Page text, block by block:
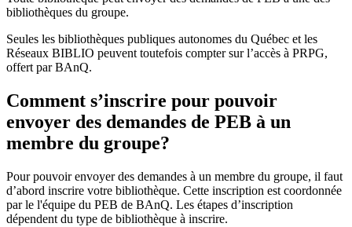
bibliothèques du groupe.
Seules les bibliothèques publiques autonomes du Québec et les
Réseaux BIBLIO peuvent toutefois compter sur l’accès à PRPG,
offert par BAnQ.
Comment s’inscrire pour pouvoir
envoyer des demandes de PEB à un
membre du groupe?
Pour pouvoir envoyer des demandes à un membre du groupe, il faut
d’abord inscrire votre bibliothèque. Cette inscription est coordonnée
par le l'équipe du PEB de BAnQ. Les étapes d’inscription
dépendent du type de bibliothèque à inscrire.